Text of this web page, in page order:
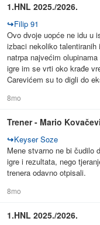
1.HNL 2025./2026.
↪Filip 91
Ovo dvoje uopće ne idu u
izbaci nekoliko
natrpa najvećim
igre im se vrti oko krađe
Carevićem su to digli do
8mo
Trener - Mario
↪Keyser Soze
Mene stvarno ne bi čudilo
igre i rezultata, nego
trenera odavno otpisali.
8mo
1.HNL 2025./2026.